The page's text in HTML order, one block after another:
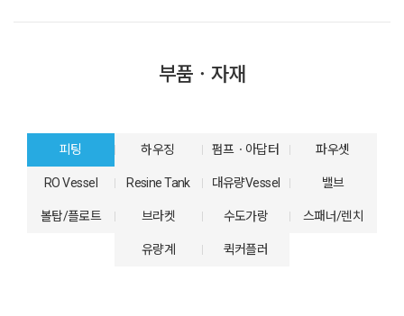
부품ㆍ자재
피팅 하우징 펌프ㆍ아답터 파우셋
RO Vessel Resine Tank 대유량Vessel 밸브
볼탑/플로트 브라켓 수도가랑 스패너/렌치
유량계 퀵커플러